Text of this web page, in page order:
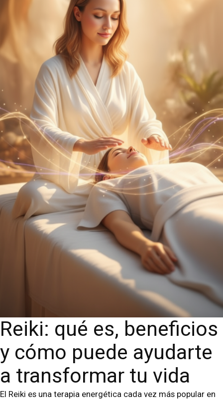
Reiki: qué es, beneficios
y cómo puede ayudarte
a transformar tu vida
El Reiki es una terapia energética cada vez más popular en